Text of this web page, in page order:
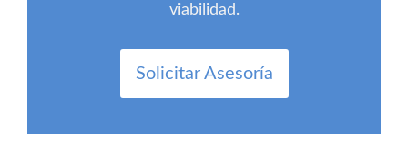
viabilidad.
Solicitar Asesoría